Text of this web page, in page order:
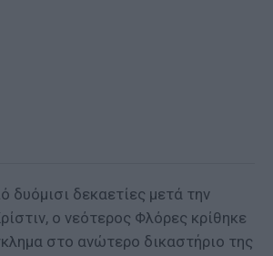
δυόμισι δεκαετίες μετά την
ο νεότερος Φλόρες κρίθηκε
στο ανώτερο δικαστήριο της